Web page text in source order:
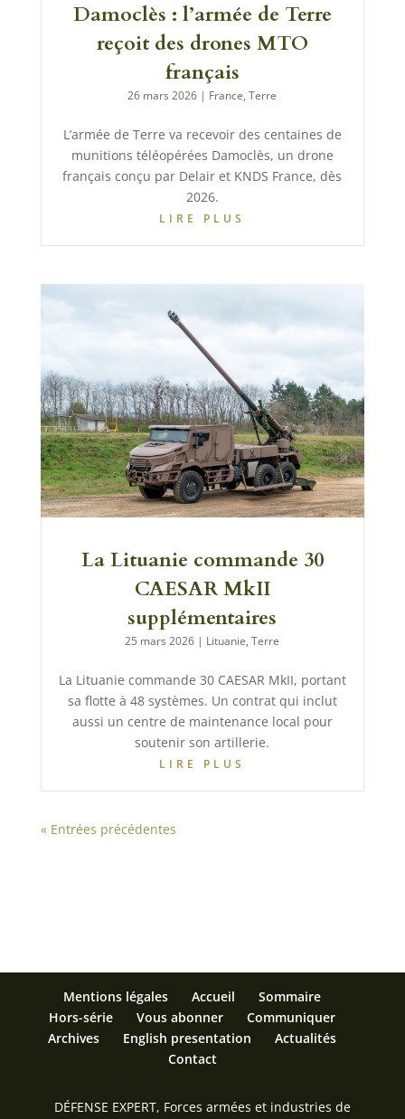
Damoclès : l’armée de Terre
reçoit des drones MTO
français
26 mars 2026 | France,Terre
L’armée de Terre va recevoir des centaines de
munitions téléopérées Damoclès, un drone
français conçu par Delair et KNDS France, dès
2026.
LIRE PLUS
La Lituanie commande 30
CAESAR MkII
supplémentaires
25 mars 2026 | Lituanie,Terre
La Lituanie commande 30 CAESAR MkII, portant
sa flotte à 48 systèmes. Un contrat qui inclut
aussi un centre de maintenance local pour
soutenir son artillerie.
LIRE PLUS
« Entrées précédentes
Mentions légales Accueil
Sommaire
Hors-série
Vous abonner
Communiquer
Archives
English presentation
Actualités
Contact
DÉFENSE EXPERT, Forces armées et industries de